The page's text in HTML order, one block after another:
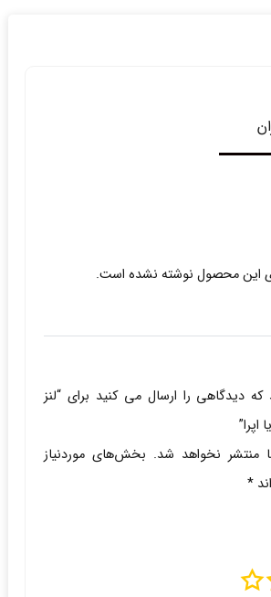
این محصول نوشته نشده است.
که دیدگاهی را ارسال می کنید برای “لنز
منتشر نخواهد شد. بخش‌های موردنیاز
*